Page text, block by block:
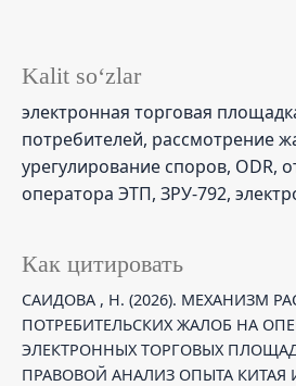
Kalit so‘zlar
электронная торговая
потребителей, рассмотрение
урегулирование споров, ODR,
оператора ЭТП, ЗРУ-792,
Как цитировать
САИДОВА , Н. (2026). МЕХАНИЗМ
ПОТРЕБИТЕЛЬСКИХ ЖАЛОБ НА
ЭЛЕКТРОННЫХ ТОРГОВЫХ
ПРАВОВОЙ АНАЛИЗ ОПЫТА КИТАЯ